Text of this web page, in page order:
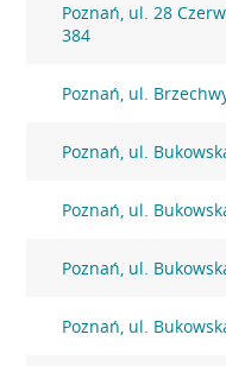
Poznań, ul. 28
384
Poznań, ul.
Poznań, ul.
Poznań, ul.
Poznań, ul.
Poznań, ul.